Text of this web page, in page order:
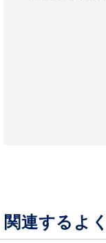
関連するよ